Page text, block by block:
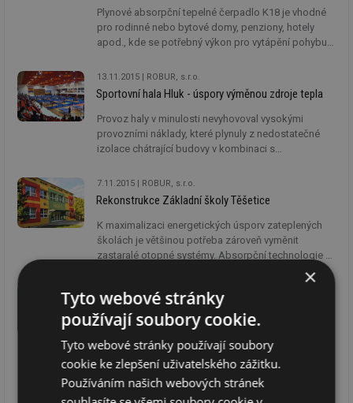
Plynové absorpční tepelné čerpadlo K18 je vhodné
pro rodinné nebo bytové domy, penziony, hotely
apod., kde se potřebný výkon pro vytápění pohybuje
nízkou hlučnost, umožňuje snadnou instalaci a
kombinuje využití plynu a potenciálu obnovitelných
zdrojů, v tomto případě vzduchu.
13.11.2015 ROBUR, s.r.o.
Sportovní hala Hluk - úspory výměnou zdroje tepla
Provoz haly v minulosti nevyhovoval vysokými
provozními náklady, které plynuly z nedostatečné
izolace chátrající budovy v kombinaci s
nemožné dosáhnout komfortní teploty pro konání
jakýchkoliv akcí v hale i přesto, že se hala vytápěla s
7.11.2015 ROBUR, s.r.o.
Rekonstrukce Základní školy Těšetice
K maximalizaci energetických úsporv zateplených
školách je většinou potřeba zároveň vyměnit
zastaralé otopné systémy. Absorpční technologie s
využitím plynu je velmi hospodárný způsob vytápění,
který se osvědčil již na několika desítkách škol po
celé ČR. Jako příklad instalace uvádíme ZŠ Těšetice
na Olomoucku.
3.10.2015 ROBUR, s.r.o.
Využití absorpce jako náhrady či kombinace k
centrálnímu zásobování teplem
Absorpční technologie se v posledních několika
letech osvědčila jakožto efektivní náhrada k CZT, a
to jak z environmentálního, tak i z ekonomického
hlediska. K dnešnímu dni využilo absorpci jako
×
Tyto webové stránky
používají soubory cookie.
Tyto webové stránky používají soubory
cookie ke zlepšení uživatelského zážitku.
Používáním našich webových stránek